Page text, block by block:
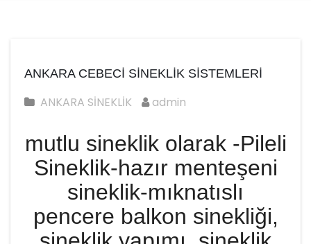
ANKARA CEBECİ SİNEKLİK SİSTEMLERİ
ANKARA SİNEKLİK admin
mutlu sineklik olarak -Pileli
Sineklik-hazır menteşeni
sineklik-mıknatıslı
pencere balkon sinekliği,